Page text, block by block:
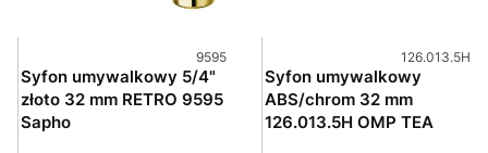
Kod produktu
9595
Syfon umywalkowy 5/4"
złoto 32 mm RETRO 9595
Sapho
Kod produktu
126.013.5H
Syfon umywalkowy
ABS/chrom 32 mm
126.013.5H OMP TEA